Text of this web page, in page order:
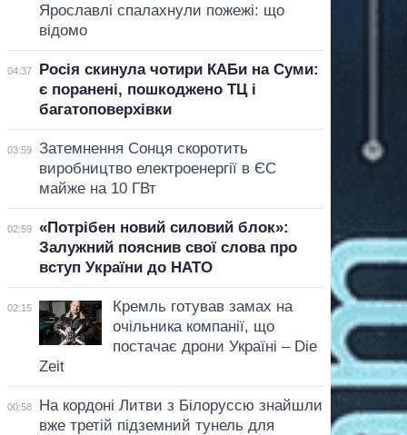
Ярославлі спалахнули пожежі: що
відомо
04:37
Росія скинула чотири КАБи на Суми:
є поранені, пошкоджено ТЦ і
багатоповерхівки
03:59
Затемнення Сонця скоротить
виробництво електроенергії в ЄС
майже на 10 ГВт
02:59
«Потрібен новий силовий блок»:
Залужний пояснив свої слова про
вступ України до НАТО
02:15
Кремль готував замах на
очільника компанії, що
постачає дрони Україні – Die
Zeit
00:58
На кордоні Литви з Білоруссю знайшли
вже третій підземний тунель для